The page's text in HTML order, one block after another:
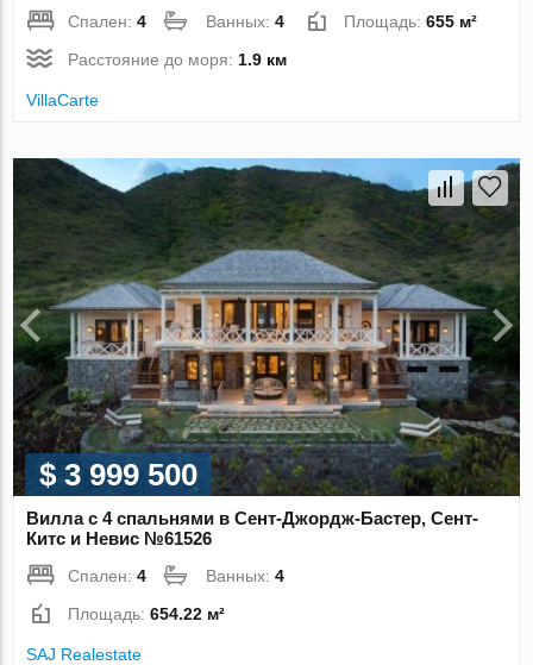
Спален:4 Ванных:4 Площадь:655 м²
Расстояние до моря: 1.9 км
VillaСarte
$ 3 999 500
Вилла с 4 спальнями в Сент-Джордж-Бастер, Сент-
Китс и Невис №61526
Спален:4 Ванных:4
Площадь:654.22 м²
SAJ Realestate